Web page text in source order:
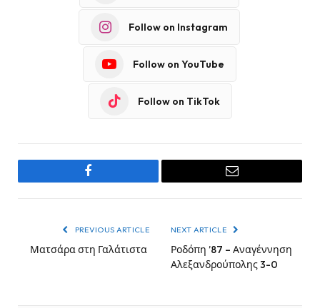
Follow on Instagram
Follow on YouTube
Follow on TikTok
Facebook Email
PREVIOUS ARTICLE
Ματσάρα στη Γαλάτιστα
NEXT ARTICLE
Ροδόπη ’87 – Αναγέννηση
Αλεξανδρούπολης 3-0